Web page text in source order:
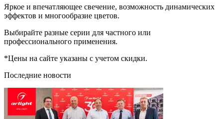
Яркое и впечатляющее свечение, возможность динамических
эффектов и многообразие цветов.
Выбирайте разные серии для частного или
профессионального применения.
*Цены на сайте указаны с учетом скидки.
Последние новости